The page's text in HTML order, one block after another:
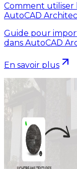
Comment utiliser
AutoCAD
Guide pour
dans AutoCAD
En savoir plus